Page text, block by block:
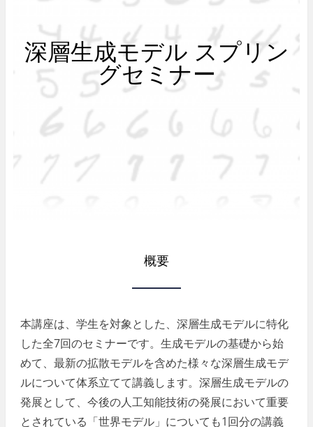
深層生成モデル スプリン
グセミナー
概要
本講座は、学生を対象とした、深層生成モデルに特化
した全7回のセミナーです。生成モデルの基礎から始
めて、最新の拡散モデルを含めた様々な深層生成モデ
ルについて体系立てて講義します。深層生成モデルの
発展として、今後の人工知能技術の発展において重要
とされている「世界モデル」についても1回分の講義